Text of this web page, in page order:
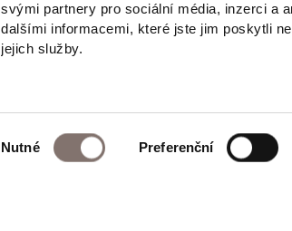
svými partnery pro sociální média, inzerci a
dalšími informacemi, které jste jim poskytli
jejich služby.
souhlasu
Nutné Preferenční